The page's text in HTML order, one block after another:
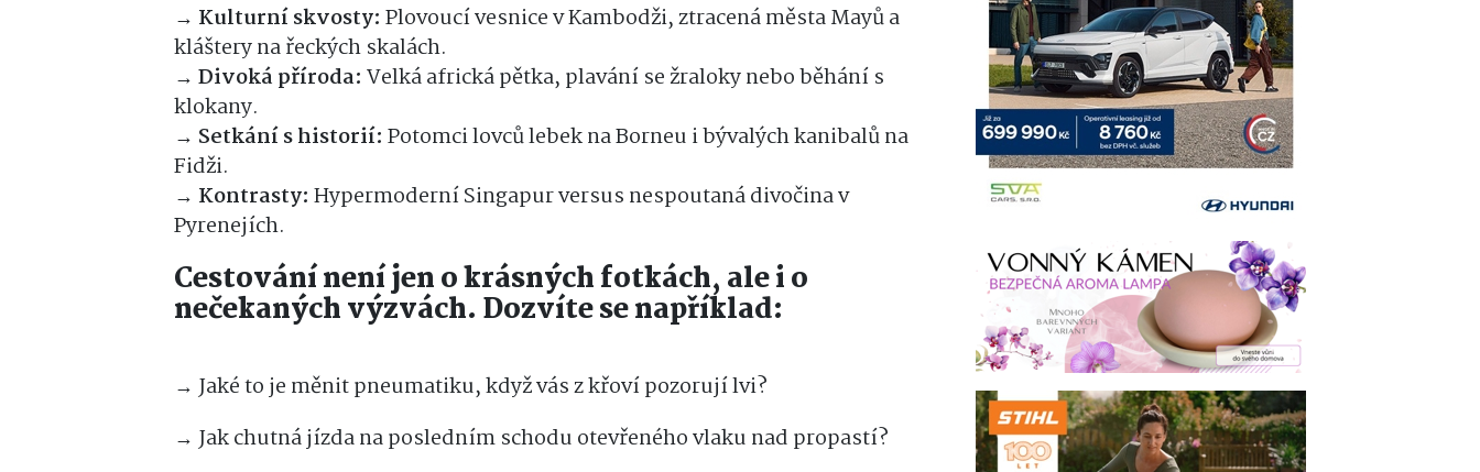
→ Kulturní skvosty: Plovoucí vesnice v Kambodži, ztracená města Mayů a
kláštery na řeckých skalách.
→ Divoká příroda: Velká africká pětka, plavání se žraloky nebo běhání s
klokany.
→ Setkání s historií: Potomci lovců lebek na Borneu i bývalých kanibalů na
Fidži.
→ Kontrasty: Hypermoderní Singapur versus nespoutaná divočina v
Pyrenejích.
Cestování není jen o krásných fotkách, ale i o
nečekaných výzvách. Dozvíte se například:
→ Jaké to je měnit pneumatiku, když vás z křoví pozorují lvi?
→ Jak chutná jízda na posledním schodu otevřeného vlaku nad propastí?